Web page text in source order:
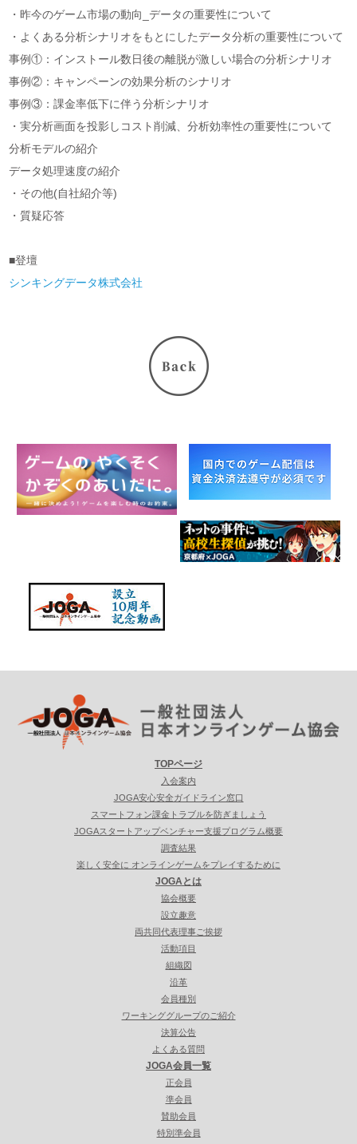
・昨今のゲーム市場の動向_データの重要性について
・よくある分析シナリオをもとにしたデータ分析の重要性について
事例①：インストール数日後の離脱が激しい場合の分析シナリオ
事例②：キャンペーンの効果分析のシナリオ
事例③：課金率低下に伴う分析シナリオ
・実分析画面を投影しコスト削減、分析効率性の重要性について
分析モデルの紹介
データ処理速度の紹介
・その他(自社紹介等)
・質疑応答
■登壇
シンキングデータ株式会社
TOPページ
入会案内
JOGA安心安全ガイドライン窓口
スマートフォン課金トラブルを防ぎましょう
JOGAスタートアップベンチャー支援プログラム概要
調査結果
楽しく安全に オンラインゲームをプレイするために
JOGAとは
協会概要
設立趣意
両共同代表理事ご挨拶
活動項目
組織図
沿革
会員種別
ワーキンググループのご紹介
決算公告
よくある質問
JOGA会員一覧
正会員
準会員
賛助会員
特別準会員